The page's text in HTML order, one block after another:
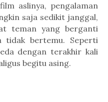
aslinya, pengalaman
saja sedikit janggal,
teman yang berganti
tidak bertemu. Seperti
dengan terakhir kali
begitu asing.